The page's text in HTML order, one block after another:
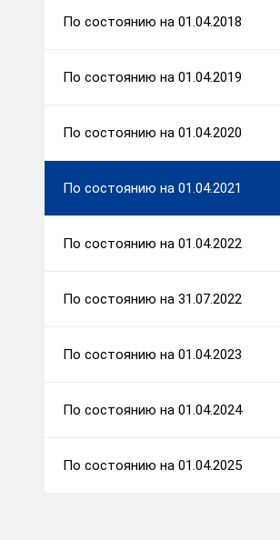
По состоянию на 01.04.2018
По состоянию на 01.04.2019
По состоянию на 01.04.2020
По состоянию на 01.04.2021
По состоянию на 01.04.2022
По состоянию на 31.07.2022
По состоянию на 01.04.2023
По состоянию на 01.04.2024
По состоянию на 01.04.2025